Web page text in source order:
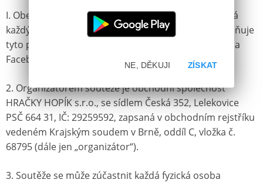
I. Obecná ustanovení 1. Účastníkem soutěže se stává
každý účastník, který akceptuje pravidla soutěže, splňuje
tyto podmínky a zašle prostřednictvím komentáře na
Facebooku odpověď na soutěžní otázku.
2. Organizátorem soutěže je obchodní společnost
HRAČKY HOPÍK s.r.o., se sídlem Česká 352, Lelekovice
PSČ 664 31, IČ: 29259592, zapsaná v obchodním rejstříku
vedeném Krajským soudem v Brně, oddíl C, vložka č.
68795 (dále jen „organizátor“).
3. Soutěže se může zúčastnit každá fyzická osoba
ZÍSKAT
NE, DĚKUJI